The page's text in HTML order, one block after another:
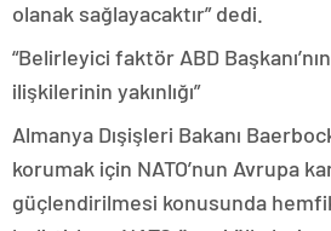
olanak sağlayacaktır” dedi.
“Belirleyici faktör ABD
ilişkilerinin yakınlığı”
Almanya Dışişleri Bakanı
korumak için NATO’nun Avrupa
güçlendirilmesi konusunda